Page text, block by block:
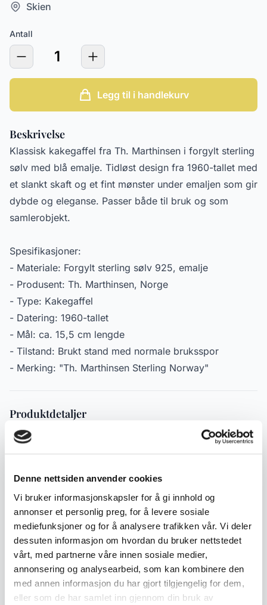
Denne nettsiden anvender cookies
Vi bruker informasjonskapsler for å gi innhold og
annonser et personlig preg, for å levere sosiale
mediefunksjoner og for å analysere trafikken vår. Vi deler
dessuten informasjon om hvordan du bruker nettstedet
vårt, med partnerne våre innen sosiale medier,
annonsering og analysearbeid, som kan kombinere den
med annen informasjon du har gjort tilgjengelig for dem,
eller som de har samlet inn gjennom din bruk av
Skien
Antall
1
Legg til i handlekurv
Beskrivelse
Klassisk kakegaffel fra Th. Marthinsen i forgylt sterling
sølv med blå emalje. Tidløst design fra 1960-tallet med
et slankt skaft og et fint mønster under emaljen som gir
dybde og eleganse. Passer både til bruk og som
samlerobjekt.
Spesifikasjoner:
- Materiale: Forgylt sterling sølv 925, emalje
- Produsent: Th. Marthinsen, Norge
- Type: Kakegaffel
- Datering: 1960-tallet
- Mål: ca. 15,5 cm lengde
- Tilstand: Brukt stand med normale bruksspor
- Merking: "Th. Marthinsen Sterling Norway"
Produktdetaljer
Tilstand:
God stand
Varenummer:
2000000002361
Lignende produkter
Andre produkter som kan interessere deg
Se alle i Sølvtøy